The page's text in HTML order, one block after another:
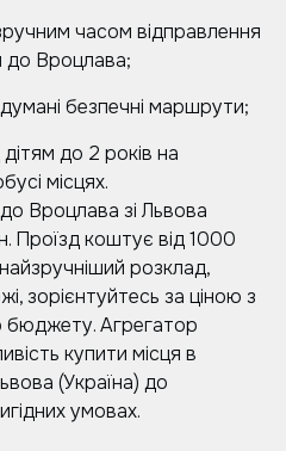
часом відправлення
до Вроцлава;
безпечні маршрути;
до 2 років на
місцях.
Вроцлава зі Львова
Проїзд коштує від 1000
розклад,
зорієнтуйтесь за ціною з
бюджету. Агрегатор
купити місця в
(Україна) до
умовах.